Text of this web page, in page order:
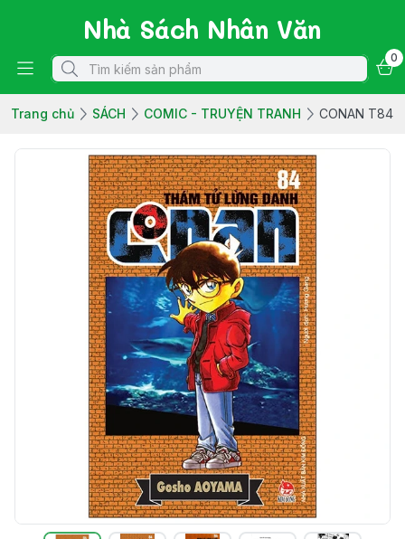
Nhà Sách Nhân Văn
0
Trang chủ SÁCH COMIC - TRUYỆN TRANH CONAN T84